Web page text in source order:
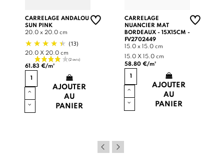
CARRELAGE ANDALOU
SUN PINK
20.0 x 20.0 cm
(13)
20.0 X 20.0 cm
61.83 €/m²
AJOUTER
AU
PANIER
CARRELAGE
NUANCIER MAT
BORDEAUX - 15X15CM -
FV2702449
15.0 x 15.0 cm
15.0 X 15.0 cm
58.80 €/m²
AJOUTER
AU
PANIER